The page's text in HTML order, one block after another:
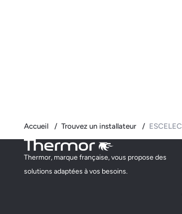
Accueil Trouvez un installateur ESCELEC
Thermor, marque française, vous propose des
solutions adaptées à vos besoins.